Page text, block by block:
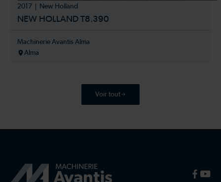
2017 New Holland
NEW HOLLAND T8.390
Machinerie Avantis Alma
Alma
Voir tout